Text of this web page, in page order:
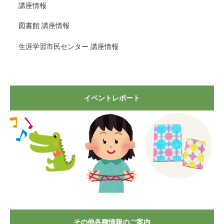
講座情報
図書館 講座情報
生涯学習市民センター 講座情報
イベントレポート
その他各種情報のご案内